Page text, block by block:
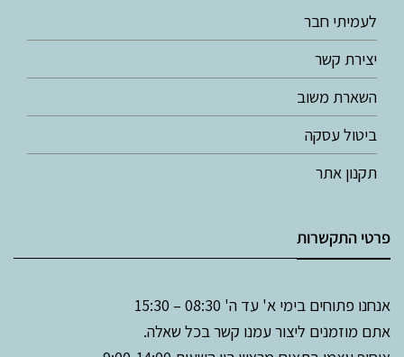
לעמיתי חבר
יצירת קשר
השארת משוב
ביטול עסקה
תקנון אתר
פרטי התקשרות
אנחנו פתוחים בימי א' עד ה' 08:30 – 15:30
אתם מוזמנים ליצור עמנו קשר בכל שאלה.